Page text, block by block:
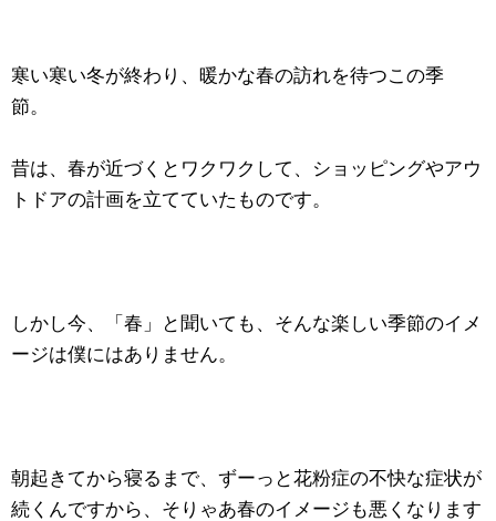
寒い寒い冬が終わり、暖かな春の訪れを待つこの季
節。
昔は、春が近づくとワクワクして、ショッピングやアウ
トドアの計画を立てていたものです。
しかし今、「春」と聞いても、そんな楽しい季節のイメ
ージは僕にはありません。
朝起きてから寝るまで、ずーっと花粉症の不快な症状が
続くんですから、そりゃあ春のイメージも悪くなります